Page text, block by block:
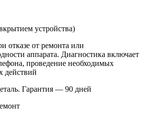
устройства)
отказе от ремонта или
аппарата. Диагностика включает
проведение необходимых
действий
Гарантия — 90 дней